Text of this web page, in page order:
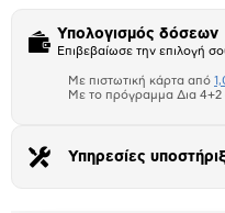
Υπολογισμός δόσεων
Επιβεβαίωσε την επιλογή
Με πιστωτική κάρτα από
Με το πρόγραμμα Δια 4+2
Υπηρεσίες